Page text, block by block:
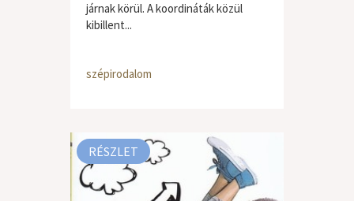
járnak körül. A koordináták közül
kibillent...
szépirodalom
RÉSZLET